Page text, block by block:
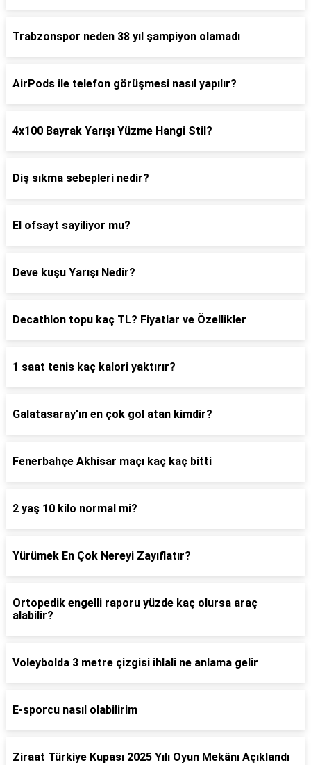
Trabzonspor neden 38 yıl şampiyon olamadı
AirPods ile telefon görüşmesi nasıl yapılır?
4x100 Bayrak Yarışı Yüzme Hangi Stil?
Diş sıkma sebepleri nedir?
El ofsayt sayiliyor mu?
Deve kuşu Yarışı Nedir?
Decathlon topu kaç TL? Fiyatlar ve Özellikler
1 saat tenis kaç kalori yaktırır?
Galatasaray'ın en çok gol atan kimdir?
Fenerbahçe Akhisar maçı kaç kaç bitti
2 yaş 10 kilo normal mi?
Yürümek En Çok Nereyi Zayıflatır?
Ortopedik engelli raporu yüzde kaç olursa araç
alabilir?
Voleybolda 3 metre çizgisi ihlali ne anlama gelir
E-sporcu nasıl olabilirim
Ziraat Türkiye Kupası 2025 Yılı Oyun Mekânı Açıklandı